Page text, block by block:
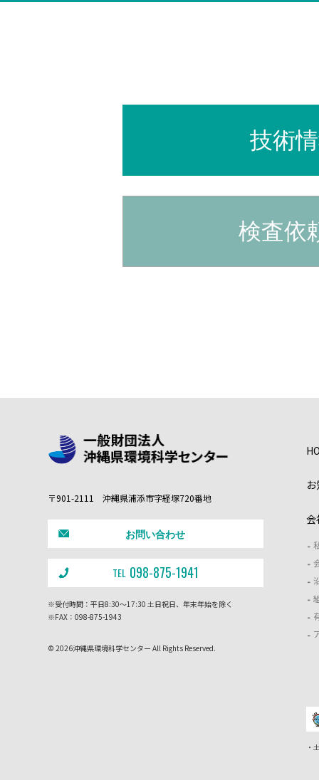
技術
検査依
〒901-2111 沖縄県浦添市字経塚720番地
お問い合わせ
TEL 098-875-1941
※受付時間：平日8:30～17:30 土日祝日、年末年始を除く
※FAX：098-875-1943
© 2026沖縄県環境科学センター All Rights Reserved.
・